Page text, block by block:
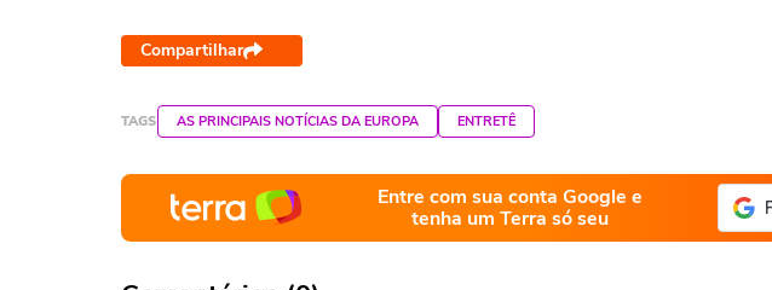
Compartilhar
TAGS AS PRINCIPAIS NOTÍCIAS DA EUROPA ENTRETÊ
Entre com sua conta Google e
tenha um Terra só seu